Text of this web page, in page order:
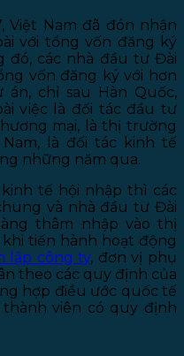
Nam đã đón nhận
với tổng vốn đăng ký
đó, các nhà đầu tư Đài
vốn đăng ký với hơn
án, chỉ sau Hàn Quốc,
việc là đối tác đầu tư
mại, là thị trường
là đối tác kinh tế
những năm qua.
tế hội nhập thì các
và nhà đầu tư Đài
thâm nhập vào thị
tiến hành hoạt động
lập công ty, đơn vị phụ
theo các quy định của
hợp điều ước quốc tế
thành viên có quy định